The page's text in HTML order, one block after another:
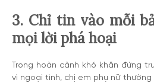
3. Chỉ tin vào mỗi
mọi lời phá hoại
Trong hoàn cảnh khó khăn đứng
vì ngoại tình, chị em phụ nữ